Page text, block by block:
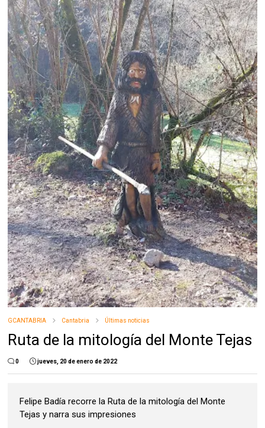
GCANTABRIA Cantabria Últimas noticias
Ruta de la mitología del Monte Tejas
0 jueves, 20 de enero de 2022
Felipe Badía recorre la Ruta de la mitología del Monte
Tejas y narra sus impresiones